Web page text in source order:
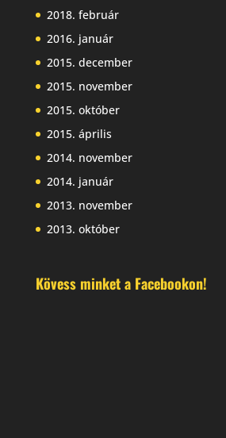
2018. február
2016. január
2015. december
2015. november
2015. október
2015. április
2014. november
2014. január
2013. november
2013. október
Kövess minket a Facebookon!